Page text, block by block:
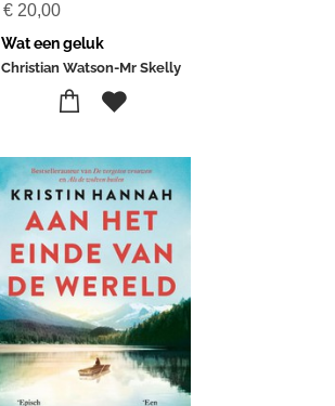
€ 20,00
Wat een geluk
Christian Watson-Mr Skelly